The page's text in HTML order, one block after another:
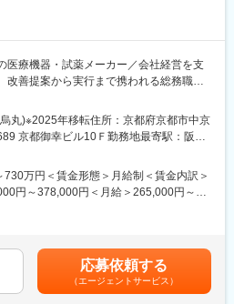
業務
あります。そのため、機械設計はもちろ
する幅広いスキルを身に付けることがで
海外）にもあるため、自分の目で実装現
ます。製品が実際に使用される病院へヒ
示会なども実施しているため、ユーザー
ご自身の希望を尊重したキャリアステッ
応できる環境が整っています。
が必要な方には礼金・引越代の補助を行
ます。
療機器・試薬メーカー／会社経営を支
改善提案から実行まで携われる総務職／
く担当いただきます。
に加え、新オフィス立ち上げや全社横断
業務＞
ファシリティ管理
丸)※2025年移転住所：京都府京都市中京
京都御幸ビル10Ｆ勤務地最寄駅：阪急
730万円＜賃金形態＞月給制＜賃金内訳＞
円～378,000円＜月給＞265,000円～
費負担となります。礼金が15万（単
、仲介手数料家賃1ヶ月分も会社負担と
でも目安の金額であり、選考を通じて上
応募依頼する
（エージェントサービス）